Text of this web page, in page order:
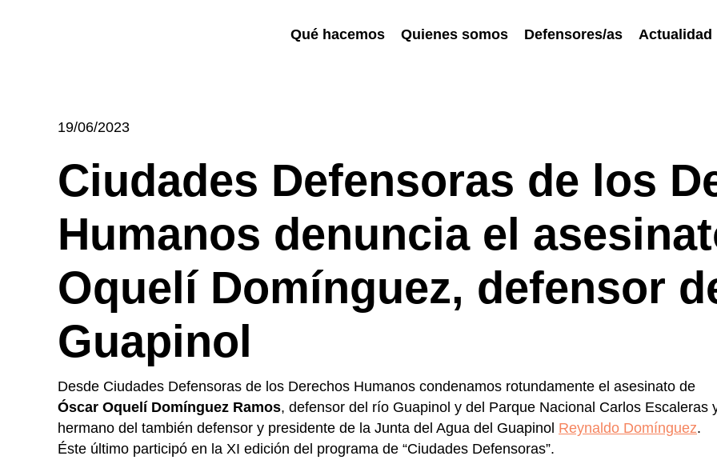
Qué hacemos Quienes somos Defensores/as Actualidad
19/06/2023
Ciudades Defensoras de los
Humanos denuncia el
Oquelí Domínguez, defensor
Guapinol
Desde Ciudades Defensoras de los Derechos Humanos condenamos rotundamente el asesinato de
Óscar Oquelí Domínguez Ramos, defensor del río Guapinol y del Parque Nacional Carlos Escaleras
hermano del también defensor y presidente de la Junta del Agua del Guapinol Reynaldo Domínguez.
Éste último participó en la XI edición del programa de “Ciudades Defensoras”.